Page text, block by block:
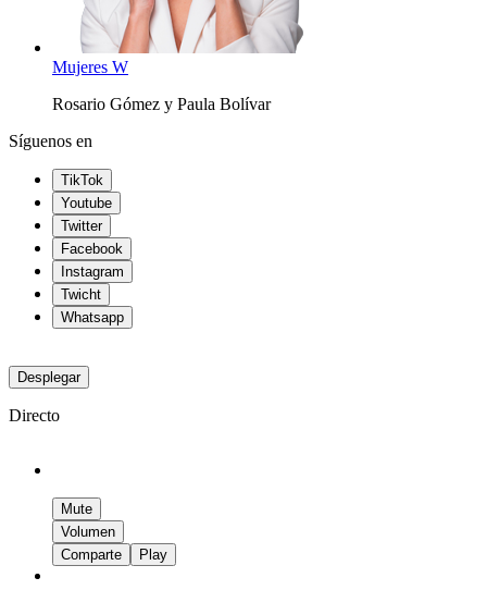
Mujeres W
Rosario Gómez y Paula Bolívar
Síguenos en
TikTok
Youtube
Twitter
Facebook
Instagram
Twicht
Whatsapp
Desplegar
Directo
Mute
Volumen
Comparte
Play